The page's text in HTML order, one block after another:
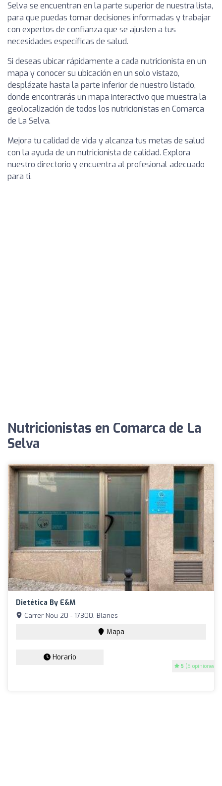
Selva se encuentran en la parte superior de nuestra lista,
para que puedas tomar decisiones informadas y trabajar
con expertos de confianza que se ajusten a tus
necesidades específicas de salud.
Si deseas ubicar rápidamente a cada nutricionista en un
mapa y conocer su ubicación en un solo vistazo,
desplázate hasta la parte inferior de nuestro listado,
donde encontrarás un mapa interactivo que muestra la
geolocalización de todos los nutricionistas en Comarca
de La Selva.
Mejora tu calidad de vida y alcanza tus metas de salud
con la ayuda de un nutricionista de calidad. Explora
nuestro directorio y encuentra al profesional adecuado
para ti.
Nutricionistas en Comarca de La
Selva
Dietética By E&M
5 (5 opiniones)
Carrer Nou 20 - 17300, Blanes
Mapa
Horario